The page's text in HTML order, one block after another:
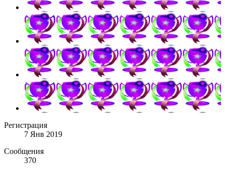
Регистрация
7 Янв 2019
Сообщения
370